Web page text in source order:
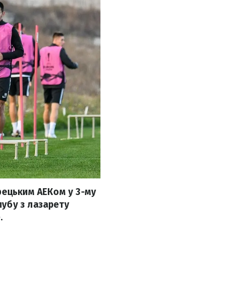
АЕКом у 3-му
з лазарету